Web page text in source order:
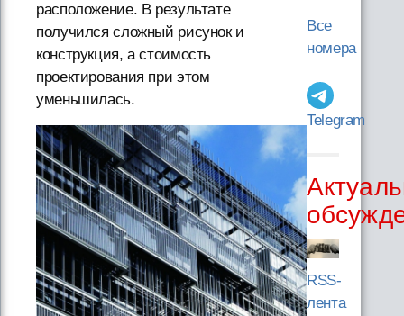
расположение. В результате
получился сложный рисунок и
конструкция, а стоимость
проектирования при этом
уменьшилась.
Все
номера
Telegram
RSS-
лента